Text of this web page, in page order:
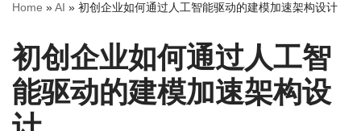
Home »AI » 初创企业如何通过人工智能驱动的建模加速架构设计
初创企业如何通过人工智
能驱动的建模加速架构设